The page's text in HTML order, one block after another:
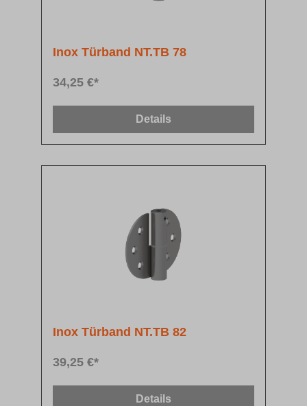
Inox Türband NT.TB 78
34,25 €*
Details
Inox Türband NT.TB 82
39,25 €*
Details